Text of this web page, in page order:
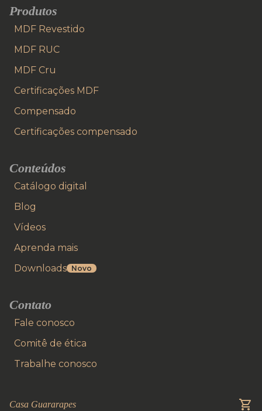
Produtos
MDF Revestido
MDF RUC
MDF Cru
Certificações MDF
Compensado
Certificações compensado
Conteúdos
Catálogo digital
Blog
Vídeos
Aprenda mais
Downloads Novo
Contato
Fale conosco
Comitê de ética
Trabalhe conosco
Casa Guararapes